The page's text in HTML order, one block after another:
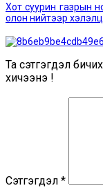
Хот суурин газрын
олон нийтээр
Та сэтгэгдэл
хичээнэ үү!
Сэтгэгдэл *